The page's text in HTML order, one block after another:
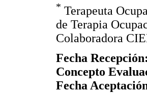
* Terapeuta
de Terapia
Colaboradora
Fecha
Concepto
Fecha